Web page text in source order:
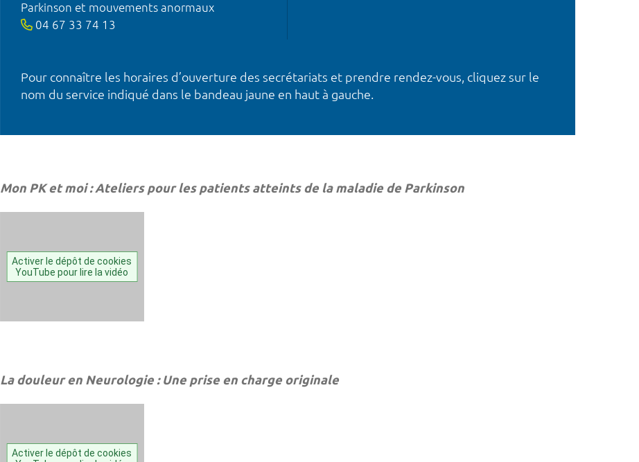
Parkinson et mouvements anormaux
04 67 33 74 13
Pour connaître les horaires d’ouverture des secrétariats et prendre rendez-vous, cliquez sur le
nom du service indiqué dans le bandeau jaune en haut à gauche.
Mon PK et moi : Ateliers pour les patients atteints de la maladie de Parkinson
Activer le dépôt de cookies
YouTube pour lire la vidéo
La douleur en Neurologie : Une prise en charge originale
Activer le dépôt de cookies